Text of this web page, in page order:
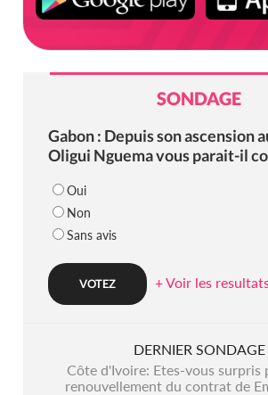
SONDAGE
Gabon : Depuis son ascension
Oligui Nguema vous parait-il
Oui
Non
Sans avis
+ Voir les
DERNIER SONDAGE
Côte d'Ivoire: Etes-vous surpris
renouvellement du contrat de